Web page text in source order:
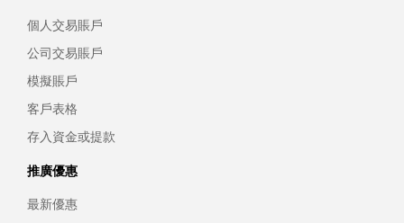
個人交易賬戶
公司交易賬戶
模擬賬戶
客戶表格
存入資金或提款
推廣優惠
最新優惠